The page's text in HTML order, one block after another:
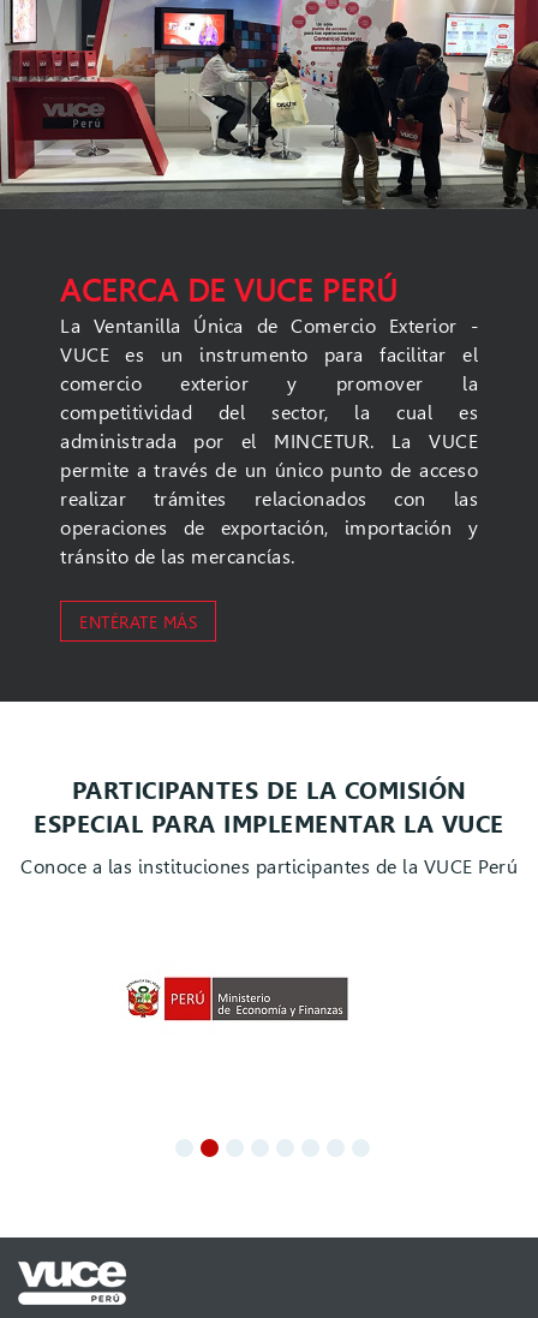
ACERCA DE VUCE PERÚ
La Ventanilla Ún​ica de Comercio Exterior -
VUCE es un instrumento para facilitar el
comercio exterior y promover la
competitividad del sector, la cual es
administrada por el MINCETUR. La VUCE
permite a través de un único punto de acceso
realizar trámites relacionados con las
operaciones de exportación, importación y
tránsito de las mercancías.
ENTÉRATE MÁS
PARTICIPANTES DE LA COMISIÓN
ESPECIAL PARA IMPLEMENTAR LA VUCE
Conoce a las instituciones participantes de la VUCE Perú